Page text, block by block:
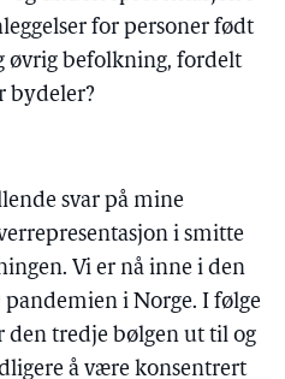
for personer født
øvrig befolkning, fordelt
bydeler?
svar på mine
i smitte
Vi er nå inne i den
i Norge. I følge
den tredje bølgen ut til og
å være konsentrert